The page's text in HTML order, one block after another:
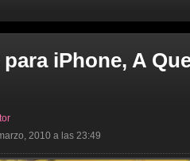
iPhone, A
2010 a las 23:49